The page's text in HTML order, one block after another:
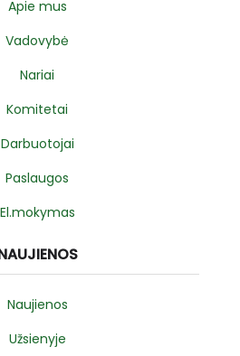
Apie mus
Vadovybė
Nariai
Komitetai
Darbuotojai
Paslaugos
El.mokymas
Naujienos
Užsienyje